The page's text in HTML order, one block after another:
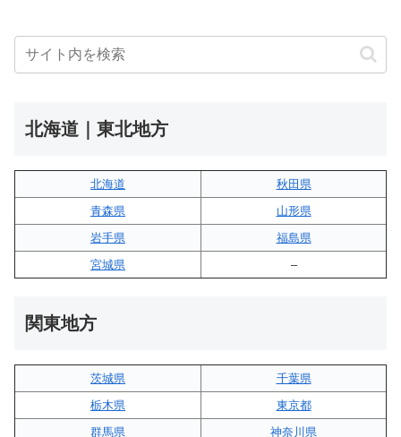
北海道｜東北地方
北海道
秋田県
青森県
山形県
岩手県
福島県
宮城県
–
関東地方
茨城県
千葉県
栃木県
東京都
群馬県
神奈川県